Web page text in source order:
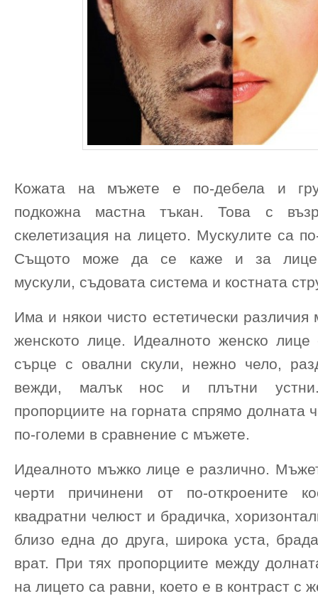
Кожата на мъжете е по-дебела и
подкожна мастна тъкан. Това с
скелетизация на лицето. Мускулите са
Същото може да се каже и за
мускули, съдовата система и костната
Има и някои чисто естетически
женското лице. Идеалното женско
сърце с овални скули, нежно чело,
вежди, малък нос и плътни
пропорциите на горната спрямо долната
по-големи в сравнение с мъжете.
Идеалното мъжко лице е различно.
черти причинени от по-откроените
квадратни челюст и брадичка,
близо една до друга, широка уста,
врат. При тях пропорциите между
на лицето са равни, което е в контраст с